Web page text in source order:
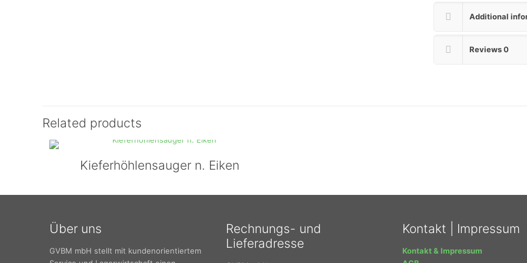
Additional
Reviews0
Related products
Kieferhöhlensauger n. Eiken
Über uns
GVBM mbH stellt mit kundenorientiertem
Rechnungs- und
Lieferadresse
Kontakt | Impressum
Kontakt & Impressum